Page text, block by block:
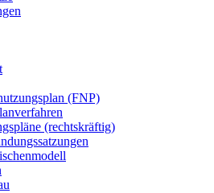
(FNP)
(rechtskräftig)